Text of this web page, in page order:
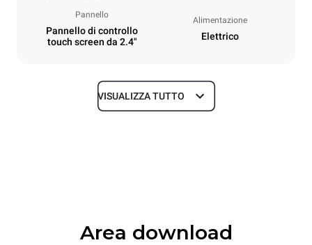
Pannello
Pannello di controllo
touch screen da 2.4"
Alimentazione
Elettrico
Dimensioni
Specifiche teglia
VISUALIZZA TUTTO
Area download